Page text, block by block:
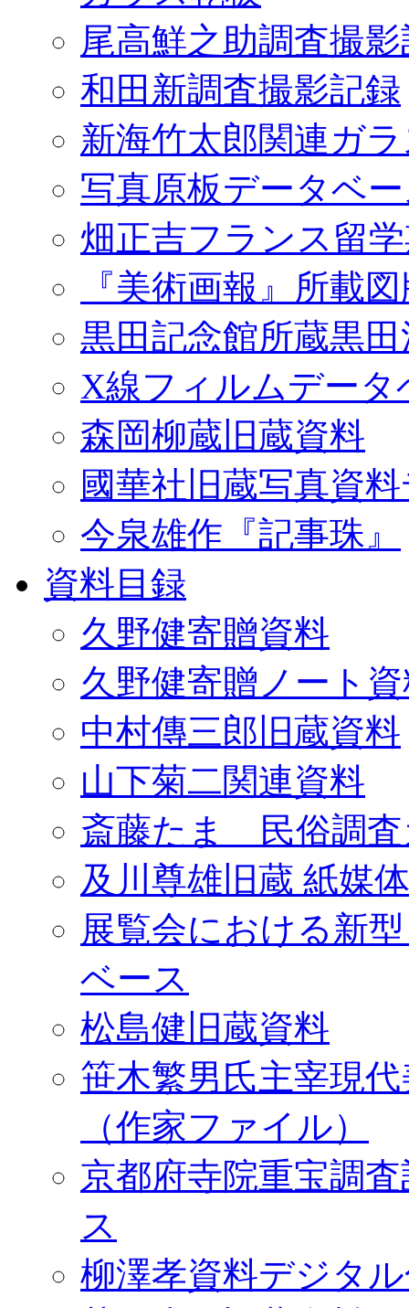
尾高鮮之助調査撮
和田新調査撮影記録
新海竹太郎関連ガ
写真原板データベ
畑正吉フランス留
『美術画報』所載
黒田記念館所蔵黒
X線フィルムデータ
森岡柳蔵旧蔵資料
國華社旧蔵写真資
今泉雄作『記事珠』
資料目録
久野健寄贈資料
久野健寄贈ノート
中村傳三郎旧蔵資料
山下菊二関連資料
斎藤たま 民俗調査
及川尊雄旧蔵 紙媒
展覧会における新
ベース
松島健旧蔵資料
笹木繁男氏主宰現
（作家ファイル）
京都府寺院重宝調
ス
柳澤孝資料デジタ